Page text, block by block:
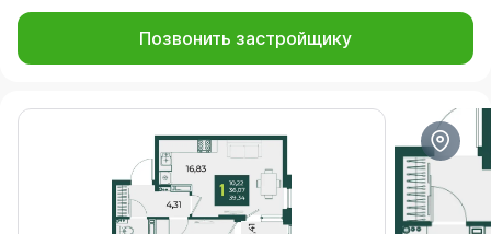
Позвонить застройщику